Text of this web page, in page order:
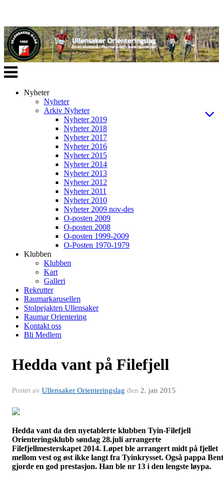
Veksle
navigasjon
Nyheter
Nyheter
Arkiv Nyheter
Nyheter 2019
Nyheter 2018
Nyheter 2017
Nyheter 2016
Nyheter 2015
Nyheter 2014
Nyheter 2013
Nyheter 2012
Nyheter 2011
Nyheter 2010
Nyheter 2009 nov-des
O-posten 2009
O-posten 2008
O-posten 1999-2009
O-Posten 1970-1979
Klubben
Klubben
Kart
Galleri
Rekrutter
Raumarkarusellen
Stolpejakten Ullensaker
Raumar Orientering
Kontakt oss
Bli Medlem
Hedda vant på Filefjell
Postet av Ullensaker Orienteringslag den 2. jan 2015
Hedda vant da den nyetablerte klubben Tyin-Filefjell
Orienteringsklubb søndag 28.juli arrangerte
Filefjellmesterskapet 2014. Løpet ble arrangert midt på fjellet
mellom vest og øst ikke langt fra Tyinkrysset. Også pappa Bent
gjorde en god prestasjon. Han ble nr 13 i den lengste løypa.